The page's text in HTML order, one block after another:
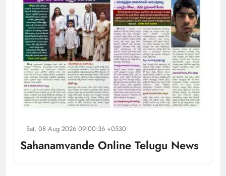
Sat, 08 Aug 2026 09:00:36 +0530
Sahanamvande Online Telugu News